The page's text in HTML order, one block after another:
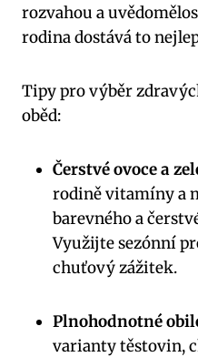
rozvahou a
rodina⁢ dostává to
Tipy pro výběr
oběd:
Čerstvé ovoce a
rodině vitamíny a‌
barevného a
Využijte​ sezónní
chuťový zážitek.
Plnohodnotné
varianty těstovin,